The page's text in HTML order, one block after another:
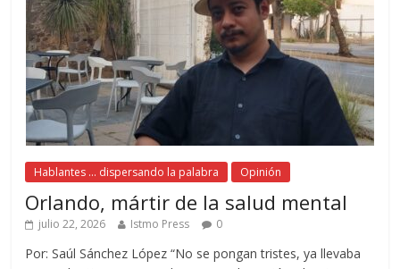
Hablantes ... dispersando la palabra Opinión
Orlando, mártir de la salud mental
julio 22, 2026 Istmo Press 0
Por: Saúl Sánchez López “No se pongan tristes, ya llevaba